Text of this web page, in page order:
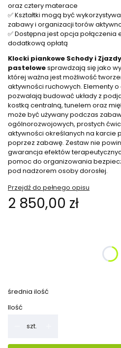
oraz cztery materace
✅ Kształtki mogą być
zabawy i organizacji torów
✅ Dostępna jest opcja
dodatkową opłatą
Klocki piankowe Schody i
pastelowesprawdzają się jako
której ważna jest możliwość
aktywności ruchowych. Elementy
pozwalają budować układy z
kostką centralną, tunelem oraz
może być używany podczas
ogólnorozwojowych, prostych
aktywności określanych na karcie
poprzez zabawę. Zestaw nie
gwarancja efektów
pomoc do organizowania
pod nadzorem osoby dorosłej.
Przejdź do pełnego opisu
Cena
2 850,00 zł
Poszczególne warianty mogą
średnia ilość
Ilość
szt.